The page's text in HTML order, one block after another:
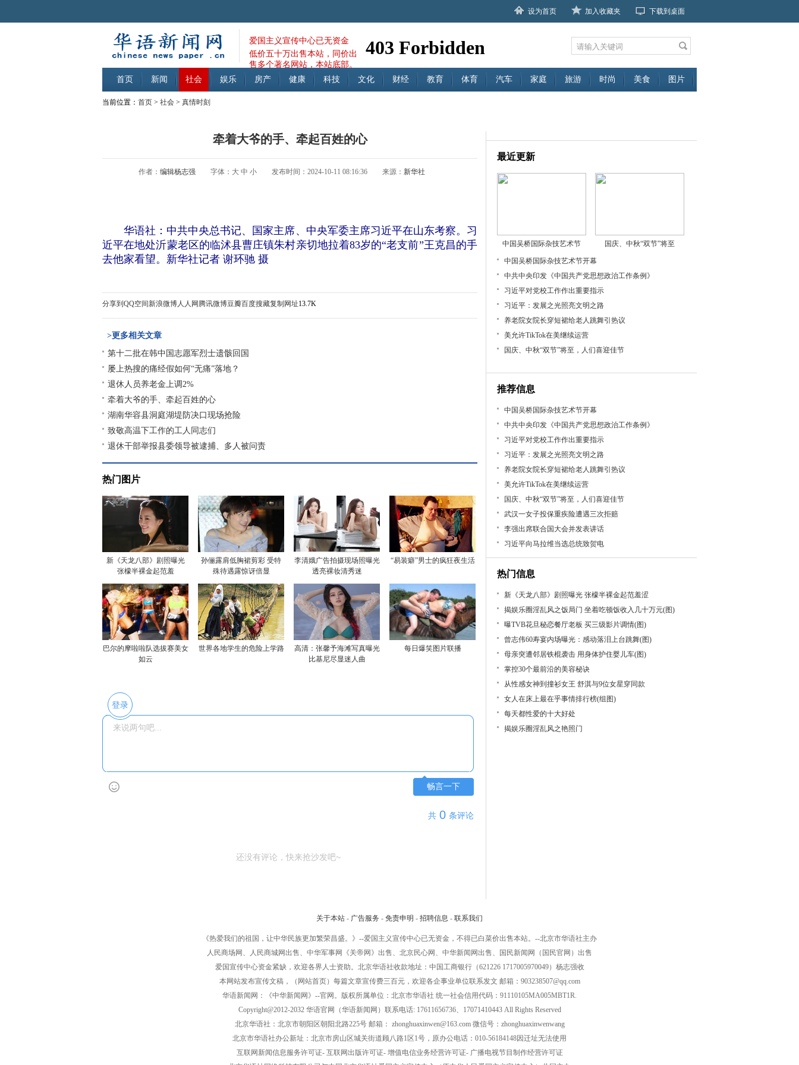
下载到桌面
加入收藏夹
设为首页
爱国主义宣传中心已无资金
低价五十万出售本站，同价出
售多个著名网站，本站底部。
首页
新闻 社会 娱乐 房产 健康 科技 文化 财经 教育 体育 汽车 家庭 旅游 时尚 美食 图片
当前位置： 首页 > 社会 > 真情时刻
牵着大爷的手、牵起百姓的心
作者： 编辑杨志强 字体： 大 中 小 发布时间：2024-10-11 08:16:36 来源： 新华社
华语社：中共中央总书记、国家主席、中央军委主席习近平在山东考察。习
近平在地处沂蒙老区的临沭县曹庄镇朱村亲切地拉着83岁的“老支前”王克昌的手
去他家看望。新华社记者 谢环驰 摄
分享到 QQ空间新浪微博人人网 腾讯微博豆瓣百度搜藏复制网址13.7K
>更多相关文章
第十二批在韩中国志愿军烈士遗骸回国
屡上热搜的痛经假如何“无痛”落地？
退休人员养老金上调2%
牵着大爷的手、牵起百姓的心
湖南华容县洞庭湖堤防决口现场抢险
致敬高温下工作的工人同志们
退休干部举报县委领导被逮捕、多人被问责
热门图片
新《天龙八部》剧照曝光
张檬半裸金起范羞
孙俪露肩低胸裙剪彩 受特
殊待遇露惊讶倍显
李清娥广告拍摄现场照曝光
透亮裸妆清秀迷
“易装癖”男士的疯狂夜生活
巴尔的摩啦啦队选拔赛美女
如云
世界各地学生的危险上学路
高清：张馨予海滩写真曝光
比基尼尽显迷人曲
每日爆笑图片联播
登录
畅言一下
共 0 条评论
还没有评论，快来抢沙发吧~
最近更新
中国吴桥国际杂技艺术节 国庆、中秋“双节”将至
中国吴桥国际杂技艺术节开幕
中共中央印发《中国共产党思想政治工作条例》
习近平对党校工作作出重要指示
习近平：发展之光照亮文明之路
养老院女院长穿短裙给老人跳舞引热议
美允许TikTok在美继续运营
国庆、中秋“双节”将至，人们喜迎佳节
推荐信息
中国吴桥国际杂技艺术节开幕
中共中央印发《中国共产党思想政治工作条例》
习近平对党校工作作出重要指示
习近平：发展之光照亮文明之路
养老院女院长穿短裙给老人跳舞引热议
美允许TikTok在美继续运营
国庆、中秋“双节”将至，人们喜迎佳节
武汉一女子投保重疾险遭遇三次拒赔
李强出席联合国大会并发表讲话
习近平向马拉维当选总统致贺电
热门信息
新《天龙八部》剧照曝光 张檬半裸金起范羞涩
揭娱乐圈淫乱风之饭局门 坐着吃顿饭收入几十万元(图)
曝TVB花旦秘恋餐厅老板 买三级影片调情(图)
曾志伟60寿宴内场曝光：感动落泪上台跳舞(图)
母亲突遭邻居铁棍袭击 用身体护住婴儿车(图)
掌控30个最前沿的美容秘诀
从性感女神到撞衫女王 舒淇与9位女星穿同款
女人在床上最在乎事情排行榜(组图)
每天都性爱的十大好处
揭娱乐圈淫乱风之艳照门
关于本站 - 广告服务 - 免责申明 - 招聘信息 - 联系我们
《热爱我们的祖国，让中华民族更加繁荣昌盛。》--爱国主义宣传中心已无资金，不得已白菜价出售本站。--北京市华语社主办
人民商场网、人民商城网出售、中华军事网《关帝网》出售、北京民心网、中华新闻网出售、国民新闻网（国民官网）出售
爱国宣传中心资金紧缺，欢迎各界人士资助。北京华语社收款地址：中国工商银行（621226 1717005970049）杨志强收
本网站发布宣传文稿，（网站首页）每篇文章宣传费三百元，欢迎各企事业单位联系发文 邮箱：903238507@qq.com
华语新闻网：《中华新闻网》--官网。版权所属单位：北京市华语社 统一社会信用代码：91110105MA005MBT1R.
Copyright@2012-2032 华语官网（华语新闻网）联系电话: 17611656736、17071410443 All Rights Reserved
北京华语社：北京市朝阳区朝阳北路225号 邮箱： zhonghuaxinwen@163.com 微信号：zhonghuaxinwenwang
北京市华语社办公新址：北京市房山区城关街道顾八路1区1号，原办公电话：010-56184148因迁址无法使用
互联网新闻信息服务许可证- 互联网出版许可证- 增值电信业务经营许可证- 广播电视节目制作经营许可证